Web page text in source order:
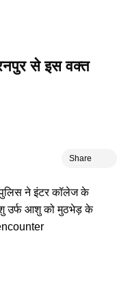
से इस वक्त
Share
पुलिस ने इंटर कॉलेज के
उर्फ आशु को मुठभेड़ के